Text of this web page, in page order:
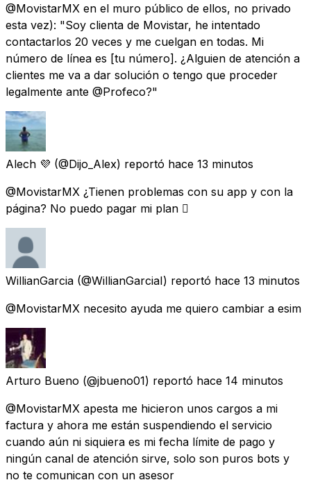
@MovistarMX en el muro público de ellos, no privado
esta vez): "Soy clienta de Movistar, he intentado
contactarlos 20 veces y me cuelgan en todas. Mi
número de línea es [tu número]. ¿Alguien de atención a
clientes me va a dar solución o tengo que proceder
legalmente ante @Profeco?"
Alech 💜 (@Dijo_Alex) reportó hace 13 minutos
@MovistarMX ¿Tienen problemas con su app y con la
página? No puedo pagar mi plan 🫩
WillianGarcia (@WillianGarciaI) reportó hace 13 minutos
@MovistarMX necesito ayuda me quiero cambiar a esim
Arturo Bueno (@jbueno01) reportó hace 14 minutos
@MovistarMX apesta me hicieron unos cargos a mi
factura y ahora me están suspendiendo el servicio
cuando aún ni siquiera es mi fecha límite de pago y
ningún canal de atención sirve, solo son puros bots y
no te comunican con un asesor